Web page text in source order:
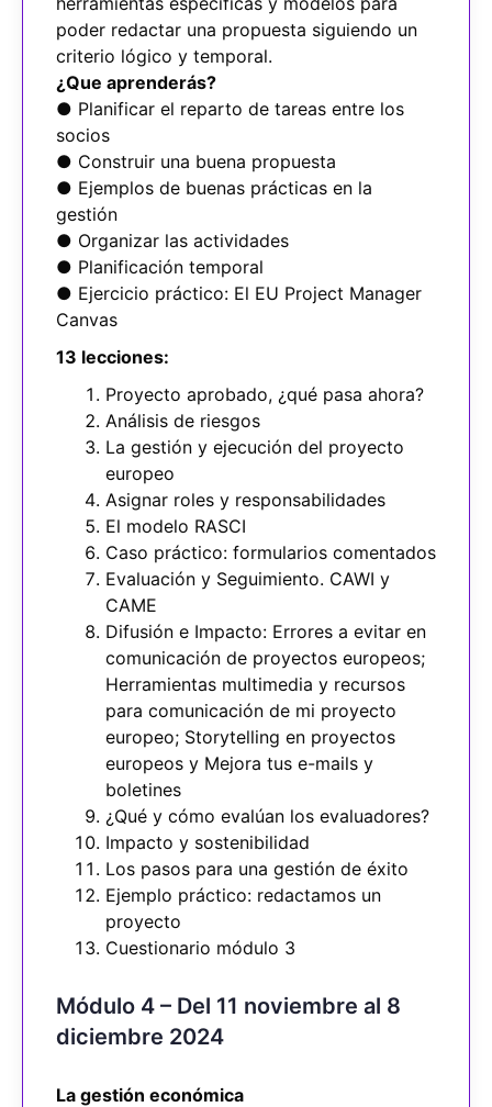
poder redactar una propuesta siguiendo un
criterio lógico y temporal.
¿Que aprenderás?
● Planificar el reparto de tareas entre los
socios
● Construir una buena propuesta
● Ejemplos de buenas prácticas en la
gestión
● Organizar las actividades
● Planificación temporal
● Ejercicio práctico: El EU Project Manager
Canvas
13 lecciones:
Proyecto aprobado, ¿qué pasa ahora?
Análisis de riesgos
La gestión y ejecución del proyecto
europeo
Asignar roles y responsabilidades
El modelo RASCI
Caso práctico: formularios comentados
Evaluación y Seguimiento. CAWI y
CAME
Difusión e Impacto: Errores a evitar en
comunicación de proyectos europeos;
Herramientas multimedia y recursos
para comunicación de mi proyecto
europeo; Storytelling en proyectos
europeos y Mejora tus e-mails y
boletines
¿Qué y cómo evalúan los evaluadores?
Impacto y sostenibilidad
Los pasos para una gestión de éxito
Ejemplo práctico: redactamos un
proyecto
Cuestionario módulo 3
Módulo 4 – Del 11 noviembre al 8
diciembre 2024
La gestión económica